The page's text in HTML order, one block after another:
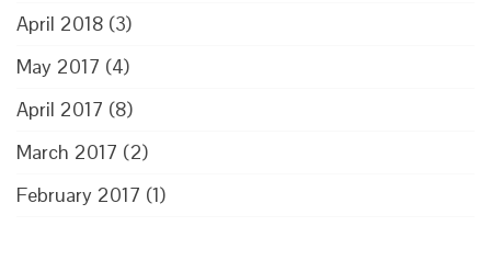
April 2018 (3)
May 2017 (4)
April 2017 (8)
March 2017 (2)
February 2017 (1)